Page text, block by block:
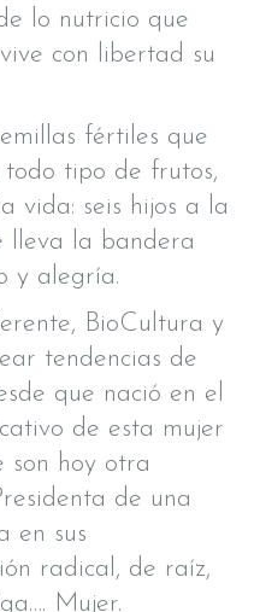
lo nutricio que
con libertad su
fértiles que
tipo de frutos,
vida: seis hijos a la
lleva la bandera
y alegría.
BioCultura y
tendencias de
que nació en el
de esta mujer
son hoy otra
de una
en sus
radical, de raíz,
Mujer.